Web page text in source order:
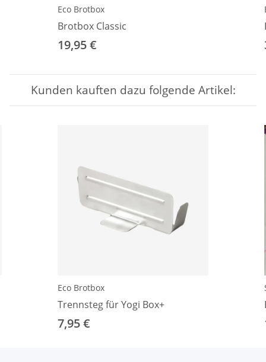
Eco Brotbox
Brotbox Classic
19,95 €
Kunden kauften dazu folgende Artikel:
Eco Brotbox
Trennsteg für Yogi Box+
7,95 €